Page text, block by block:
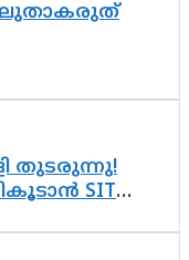
വലുതാകരുത്
തുടരുന്നു!
SIT
എവിടെ